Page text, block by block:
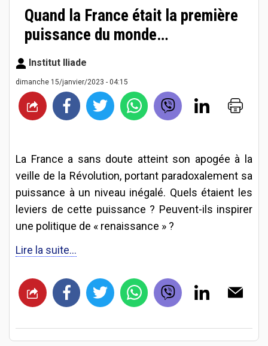
Quand la France était la première
puissance du monde…
Institut Iliade
dimanche 15/janvier/2023 - 04:15
La France a sans doute atteint son apogée à la
veille de la Révolution, portant paradoxalement sa
puissance à un niveau inégalé. Quels étaient les
leviers de cette puissance ? Peuvent-ils inspirer
une politique de « renaissance » ?
Lire la suite…